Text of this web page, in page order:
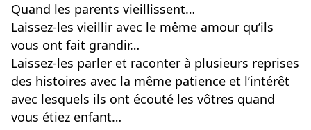
Quand les parents vieillissent…
Laissez-les vieillir avec le même amour qu’ils
vous ont fait grandir…
Laissez-les parler et raconter à plusieurs reprises
des histoires avec la même patience et l’intérêt
avec lesquels ils ont écouté les vôtres quand
vous étiez enfant…